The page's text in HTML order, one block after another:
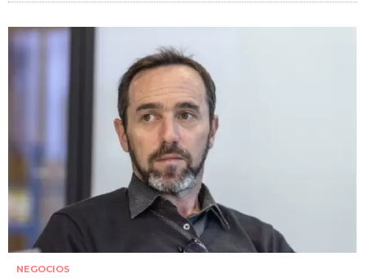
NEGOCIOS